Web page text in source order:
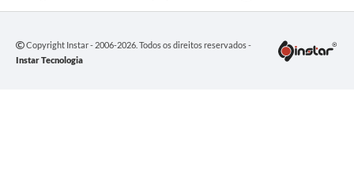
Copyright Instar - 2006-2026. Todos os direitos reservados -
Instar Tecnologia